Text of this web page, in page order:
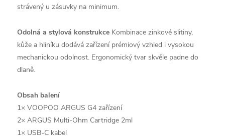
strávený u zásuvky na minimum.
Odolná a stylová konstrukce Kombinace zinkové slitiny,
kůže a hliníku dodává zařízení prémiový vzhled i vysokou
mechanickou odolnost. Ergonomický tvar skvěle padne do
dlaně.
Obsah balení
1× VOOPOO ARGUS G4 zařízení
2× ARGUS Multi-Ohm Cartridge 2ml
1× USB-C kabel